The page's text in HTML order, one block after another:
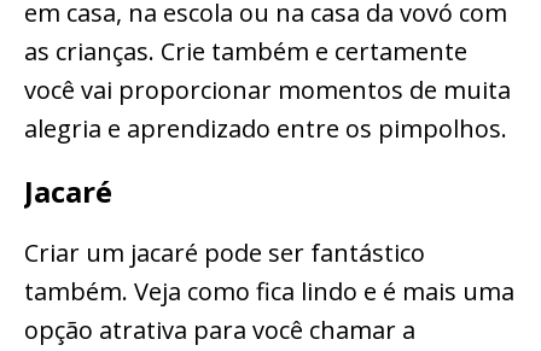
em casa, na escola ou na casa da vovó com
as crianças. Crie também e certamente
você vai proporcionar momentos de muita
alegria e aprendizado entre os pimpolhos.
Jacaré
Criar um jacaré pode ser fantástico
também. Veja como fica lindo e é mais uma
opção atrativa para você chamar a